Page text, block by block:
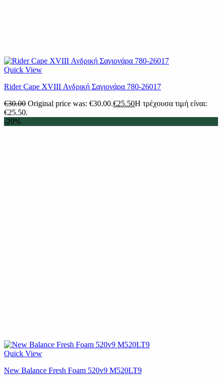
Quick View
Rider Cape XVIII Ανδρική Σαγιονάρα 780-26017
€30.00 Original price was: €30.00.€25.50Η τρέχουσα τιμή είναι:
€25.50.
-20%
Quick View
New Balance Fresh Foam 520v9 M520LT9